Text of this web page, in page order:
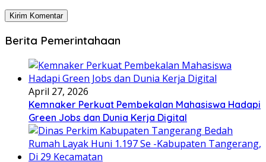
Berita Pemerintahaan
April 27, 2026
Kemnaker Perkuat Pembekalan Mahasiswa Hadapi
Green Jobs dan Dunia Kerja Digital